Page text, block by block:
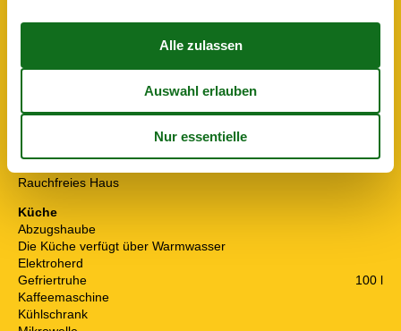
Entf. zum Wasser/Baden
11 km
Nächstes Restaurant
300 m
Rauchfreies Haus
Küche
Abzugshaube
Die Küche verfügt über Warmwasser
Elektroherd
Gefriertruhe
100 l
Kaffeemaschine
Kühlschrank